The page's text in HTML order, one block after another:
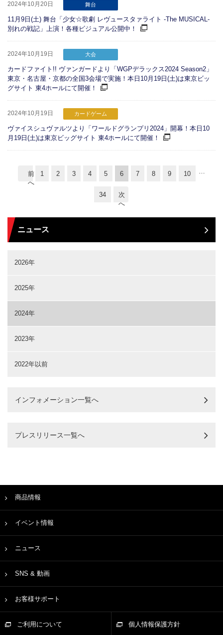
2024年10月20日 舞台
11月9日(土) 舞台「少女☆歌劇 レヴュースタァライト -The MUSICAL-
別れの戦記」上演！各種ビジュアル公開中！
2024年10月19日 大会
カードファイト!! ヴァンガードより「WGPデラックス2024 Season2」
東京・名古屋・京都の全国3会場で実施！本日10月19日(土)は東京ビッ
グサイト 東4ホールにて開催！
2024年10月19日 カードゲーム
ヴァイスシュヴァルツより「ワールドグランプリ2024」開幕！本日10
月19日(土)は東京ビッグサイト 東4ホールにて開催！
前
へ
1 2 3 4 5 6 7 8 9 10 …
34
次
へ
ニュース
2026年
2025年
2024年
2023年
2022年以前
インフォメーション一覧へ
プレスリリース一覧へ
商品情報
イベント情報
ニュース
SNS & 動画
お客様サポート
ご利用について 個人情報保護方針